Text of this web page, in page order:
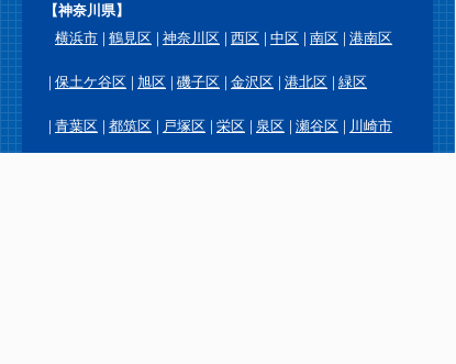
【神奈川県】
横浜市
鶴見区 神奈川区 西区 中区 南区 港南区
保土ケ谷区 旭区 磯子区 金沢区 港北区 緑区
青葉区 都筑区 戸塚区 栄区 泉区 瀬谷区 川崎市